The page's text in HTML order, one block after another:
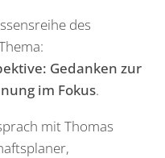
des
Gedanken zur
im Fokus.
mit Thomas